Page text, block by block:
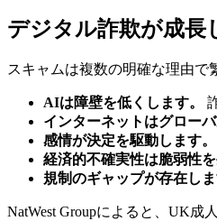
デジタル詐欺が成長
スキャムは複数の明確な理由で
AIは障壁を低くします。
インターネットはグロー
感情が決定を駆動します。
経済的不確実性は脆弱性を
規制のギャップが存在しま
NatWest Groupによると、UK成